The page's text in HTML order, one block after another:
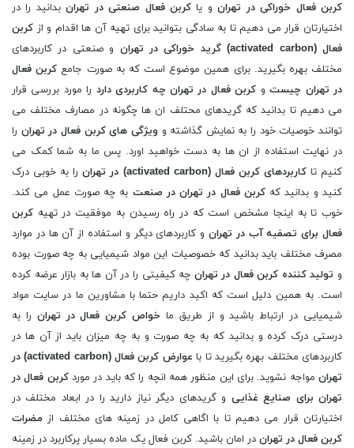
کربن فعال خوراکی در تهرانو یا کربن فعال صنعتی در تهرانبدانید را در
اختیارتان قرار می دهیم تا به سادگی بتوانید برای تهیه آن ها اقدام و از کربن
فعال (activated carbon) گرید خوراکی در تهران و صنعتی در کاربردهای
مختلف بهره بگیرید. برای همین موضوع است که به صورت جامع کربن فعال
در تهران چیستو کربن فعال در تهران چه کاربردی دارد را مورد بررسی قرار
می دهیم تا بدانید که گریدهای محتلف ان ها چگونه در مصارف مختلف می
توانند خوصیات خود را به نمایش گذاشته وویژگی های کربن فعال در تهران را
در نهایت استفاده از ان ها به دست خواهید اورد. پس ما به شما کمک می
کنیم تاکاربردهایکربن فعال (activated carbon) در تهرانرا به خوبی درک
کنید و بدانید کهکربن فعال در تهران در صنعت به چه صورت عمل می کند.
خوب تا به اینجا مشخص است که در راه رسیدن به موفقیت در تهیه کربن
فعال برای تصفیه آب در تهران و کاربردهای دیگر و استفاده از آن ها در موارد
مصرف مختلف باید بدانید که خصوصیات این مواد شیمیایی به چه صورت بوده
و تولید کننده کربن فعال در تهران چه کیفیتی را در آن ها به بازار عرضه کرده
است. به همین دلیل است که اکید داریم حتما با مشاورین ما در سایت مواد
شیمیایی در ارتباط باشید و از طریق ما خواص کربن فعال در تهران را به
درستی درک کرده و بدانید که به چه صورت و به چه میزان باید از آن ها در
کاربردهای مختلف بهره بگیرید تا با عوارض کربن فعال (activated carbon) در
تهرانمواجه نشوید. برای این منظور همه انچه را که باید در موردکربن فعال در
تهران برای صنایع غذایی و گریدهای دیگر نیاز دارید را در ابعاد مختلف در
اختیارتان قرار می دهیم تا با اگاهی کامل در زمینه های مختلف از مضرات
کربن فعال در تهران در امان باشید. کربن فعال یک ماده بسیار پرکاربرد در زمینه